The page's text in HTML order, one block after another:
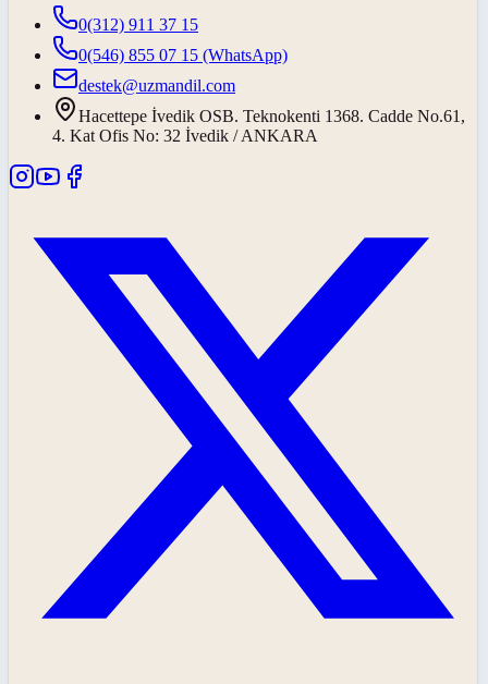
0(312) 911 37 15
0(546) 855 07 15 (WhatsApp)
destek@uzmandil.com
Hacettepe İvedik OSB. Teknokenti 1368. Cadde No.61,
4. Kat Ofis No: 32 İvedik / ANKARA